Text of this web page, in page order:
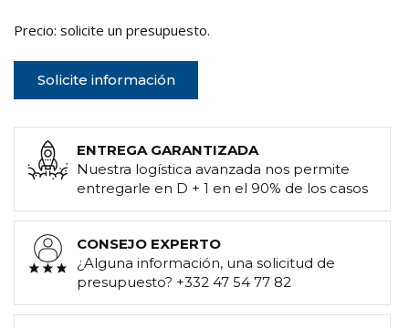
Precio: solicite un presupuesto.
Solicite información
ENTREGA GARANTIZADA
Nuestra logística avanzada nos permite
entregarle en D + 1 en el 90% de los casos
CONSEJO EXPERTO
¿Alguna información, una solicitud de
presupuesto? +332 47 54 77 82